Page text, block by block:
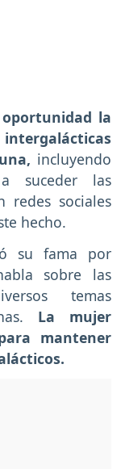
la
incluyendo
suceder las
redes sociales
hecho.
su fama por
sobre las
temas
La mujer
mantener